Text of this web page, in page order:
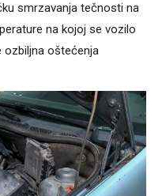
smrzavanja tečnosti na
na kojoj se vozilo
ozbiljna oštećenja